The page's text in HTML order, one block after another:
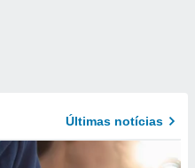
Últimas notícias